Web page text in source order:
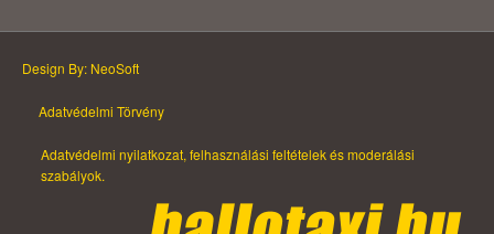
Design By: NeoSoft
Adatvédelmi Törvény
Adatvédelmi nyilatkozat, felhasználási feltételek és moderálási
szabályok.